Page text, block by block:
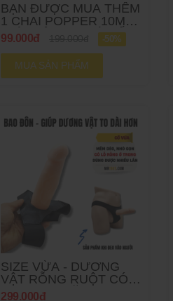
BẠN ĐƯỢC MUA THÊM
1 CHAI POPPER 10ML
GIÁ CHỈ 99K (GIÁ GỐC
199K)
99.000đ -50%
MUA SẢN PHẨM
SIZE VỪA - DƯƠNG
VẬT RỖNG RUỘT CÓ
ĐAI ĐEO - TẶNG GEL
299.000đ